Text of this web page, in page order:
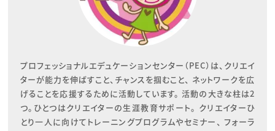
プロフェッショナルエデュケーションセンター（PEC）は、クリエイ
ターが能力を伸ばすこと、チャンスを掴むこと、 ネットワークを広
げることを応援するために活動しています。 活動の大きな柱は2
つ。ひとつはクリエイターの生涯教育サポート。 クリエイターひ
とり一人に向けてトレーニングプログラムやセミナー、 フォーラ